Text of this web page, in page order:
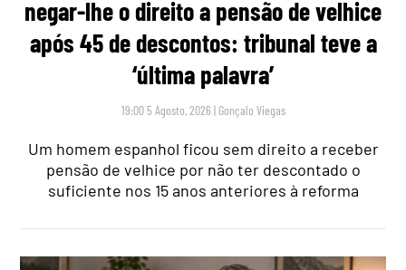
negar-lhe o direito a pensão de velhice
após 45 de descontos: tribunal teve a
‘última palavra’
19:00 5 Agosto, 2026 | Gonçalo Viegas
Um homem espanhol ficou sem direito a receber
pensão de velhice por não ter descontado o
suficiente nos 15 anos anteriores à reforma